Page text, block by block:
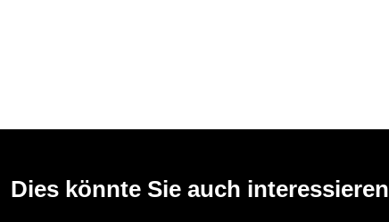
Dies könnte Sie auch interessieren